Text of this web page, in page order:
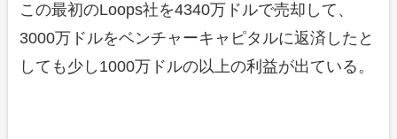
この最初のLoops社を4340万ドルで売却して、
3000万ドルをベンチャーキャピタルに返済したと
しても少し1000万ドルの以上の利益が出ている。